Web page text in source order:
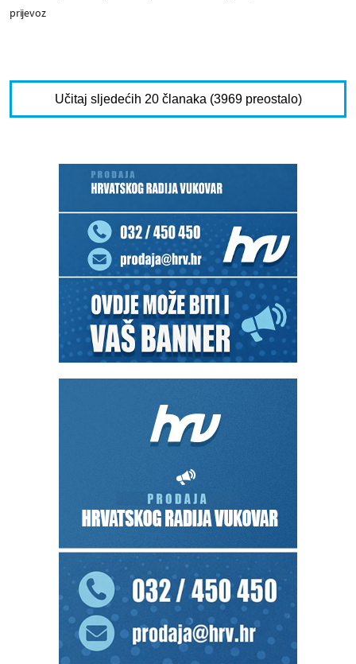
prijevoz
Učitaj sljedećih 20 članaka (3969 preostalo)